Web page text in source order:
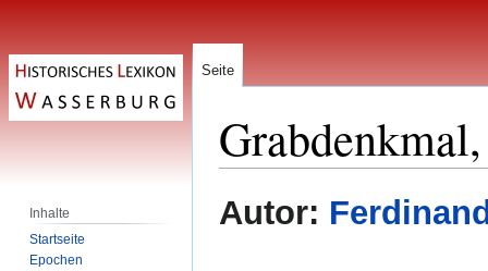
Zur
Navigation
Zur
Suche
Autor:
Seite
Inhalte
Startseite
Epochen